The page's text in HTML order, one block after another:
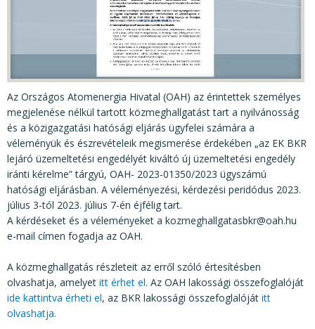
NYOMTATVÁNYOK, SZOFTVEREK
E-ÜGYINTÉZÉS
Az Országos Atomenergia Hivatal (OAH) az érintettek személyes
megjelenése nélkül tartott közmeghallgatást tart a nyilvánosság
és a közigazgatási hatósági eljárás ügyfelei számára a
véleményük és észrevételeik megismerése érdekében „az EK BKR
lejáró üzemeltetési engedélyét kiváltó új üzemeltetési engedély
iránti kérelme” tárgyú, OAH- 2023-01350/2023 ügyszámú
hatósági eljárásban. A véleményezési, kérdezési peridódus 2023.
július 3-tól 2023. július 7-én éjfélig tart.
A kérdéseket és a véleményeket a kozmeghallgatasbkr@oah.hu
e-mail címen fogadja az OAH.
A közmeghallgatás részleteit az erről szóló értesítésben
olvashatja, amelyet itt érhet el. Az OAH lakossági összefoglalóját
ide kattintva érheti el, az BKR lakossági összefoglalóját itt
olvashatja.